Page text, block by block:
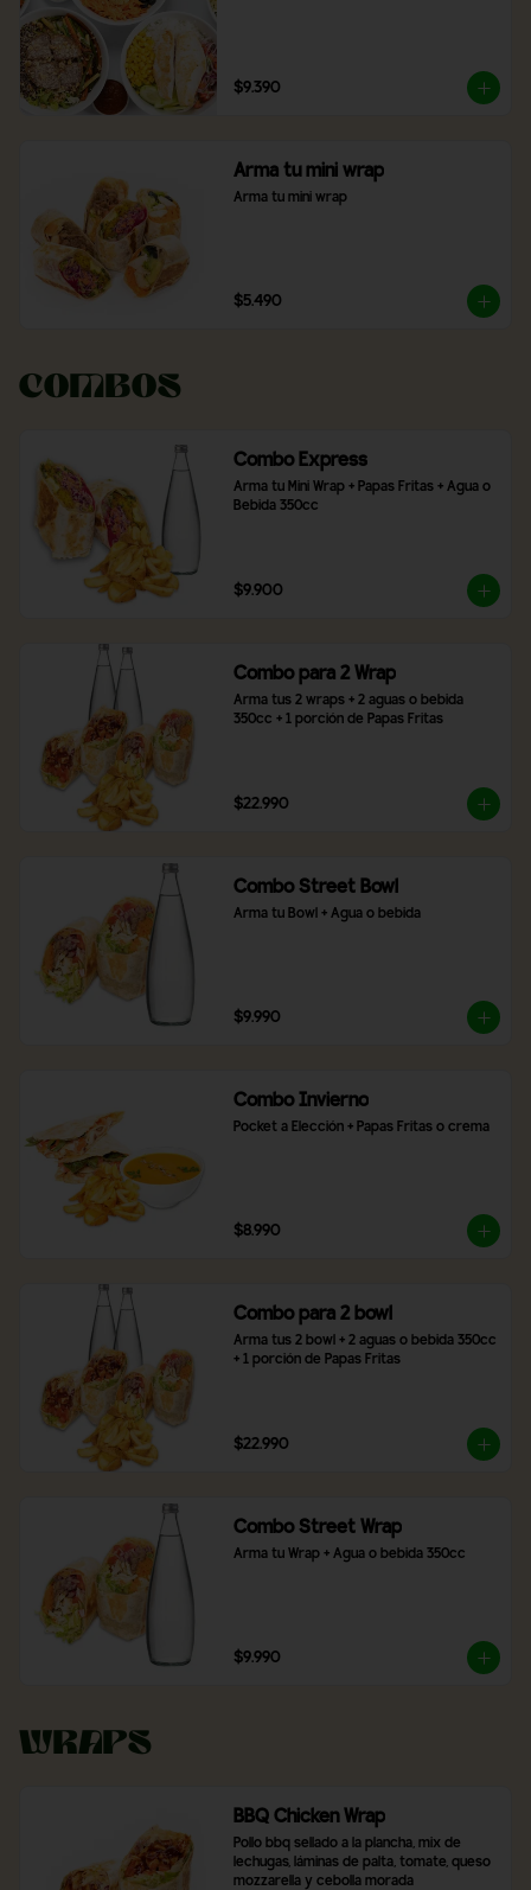
$9.390
Arma tu mini wrap
Arma tu mini wrap
$5.490
Combos
Combo Express
Arma tu Mini Wrap + Papas Fritas + Agua o
Bebida 350cc
$9.900
Combo para 2 Wrap
Arma tus 2 wraps + 2 aguas o bebida
350cc + 1 porción de Papas Fritas
$22.990
Combo Street Bowl
Arma tu Bowl + Agua o bebida
$9.990
Combo Invierno
Pocket a Elección + Papas Fritas o crema
$8.990
Combo para 2 bowl
Arma tus 2 bowl + 2 aguas o bebida 350cc
+ 1 porción de Papas Fritas
$22.990
Combo Street Wrap
Arma tu Wrap + Agua o bebida 350cc
$9.990
Wraps
BBQ Chicken Wrap
Pollo bbq sellado a la plancha, mix de
lechugas, láminas de palta, tomate, queso
mozzarella y cebolla morada